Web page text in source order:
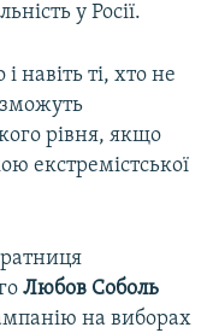
у Росії.
навіть ті, хто не
рівня, якщо
екстремістської
Любов Соболь
на виборах